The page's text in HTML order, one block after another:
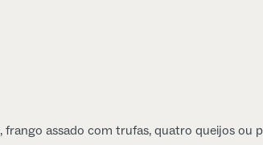
frango assado com trufas, quatro queijos ou